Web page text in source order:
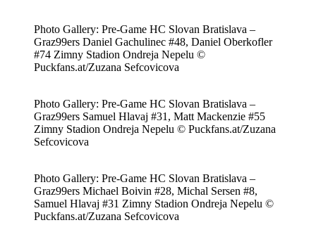
Photo Gallery: Pre-Game HC Slovan Bratislava –
Graz99ers Daniel Gachulinec #48, Daniel Oberkofler
#74 Zimny Stadion Ondreja Nepelu ©
Puckfans.at/Zuzana Sefcovicova
Photo Gallery: Pre-Game HC Slovan Bratislava –
Graz99ers Samuel Hlavaj #31, Matt Mackenzie #55
Zimny Stadion Ondreja Nepelu © Puckfans.at/Zuzana
Sefcovicova
Photo Gallery: Pre-Game HC Slovan Bratislava –
Graz99ers Michael Boivin #28, Michal Sersen #8,
Samuel Hlavaj #31 Zimny Stadion Ondreja Nepelu ©
Puckfans.at/Zuzana Sefcovicova